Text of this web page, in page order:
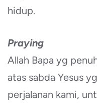
hidup.
Praying
Allah Bapa yg
atas sabda Yesus
perjalanan kami,